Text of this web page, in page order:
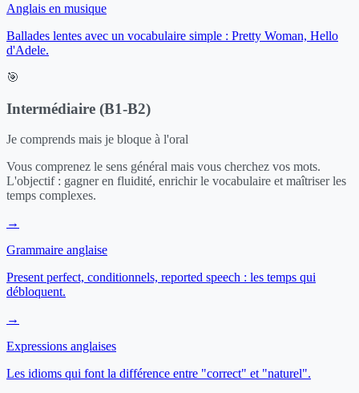
Anglais en musique
Ballades lentes avec un vocabulaire simple : Pretty Woman, Hello
d'Adele.
🎯
Intermédiaire (B1-B2)
Je comprends mais je bloque à l'oral
Vous comprenez le sens général mais vous cherchez vos mots.
L'objectif : gagner en fluidité, enrichir le vocabulaire et maîtriser les
temps complexes.
→
Grammaire anglaise
Present perfect, conditionnels, reported speech : les temps qui
débloquent.
→
Expressions anglaises
Les idioms qui font la différence entre "correct" et "naturel".